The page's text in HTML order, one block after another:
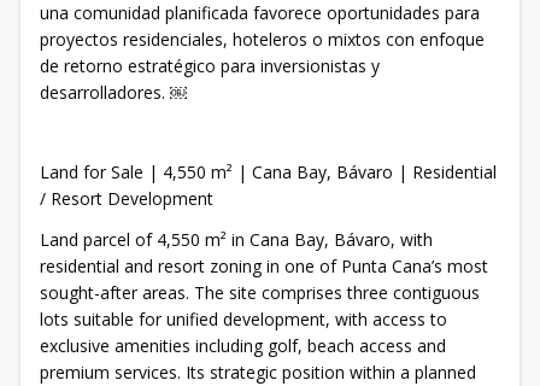
una comunidad planificada favorece oportunidades para
proyectos residenciales, hoteleros o mixtos con enfoque
de retorno estratégico para inversionistas y
desarrolladores. ￼
Land for Sale | 4,550 m² | Cana Bay, Bávaro | Residential
/ Resort Development
Land parcel of 4,550 m² in Cana Bay, Bávaro, with
residential and resort zoning in one of Punta Cana’s most
sought-after areas. The site comprises three contiguous
lots suitable for unified development, with access to
exclusive amenities including golf, beach access and
premium services. Its strategic position within a planned